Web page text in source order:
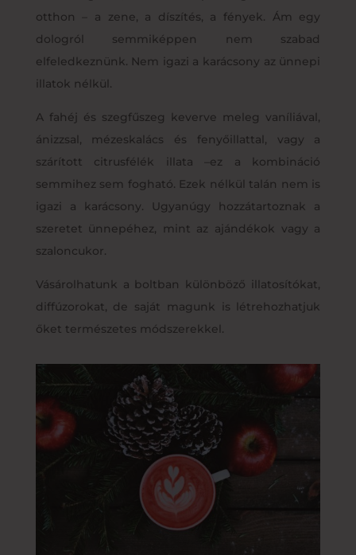
otthon – a zene, a díszítés, a fények. Ám egy
dologról semmiképpen nem szabad
elfeledkeznünk. Nem igazi a karácsony az ünnepi
illatok nélkül.
A fahéj és szegfűszeg keverve meleg vaníliával,
ánizzsal, mézeskalács és fenyőillattal, vagy a
szárított citrusfélék illata –ez a kombináció
semmihez sem fogható. Ezek nélkül talán nem is
igazi a karácsony. Ugyanúgy hozzátartoznak a
szeretet ünnepéhez, mint az ajándékok vagy a
szaloncukor.
Vásárolhatunk a boltban különböző illatosítókat,
diffúzorokat, de saját magunk is létrehozhatjuk
őket természetes módszerekkel.